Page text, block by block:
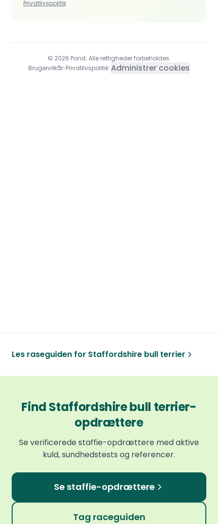
Privatlivspolitik
© 2026 Pond. Alle rettigheder forbeholdes.
Brugervilkår•Privatlivspolitik•Administrer cookies
Les raseguiden for Staffordshire bull terrier
Find Staffordshire bull terrier-
opdrættere
Se verificerede staffie-opdrættere med aktive
kuld, sundhedstests og referencer.
Se staffie-opdrættere
Tag raceguiden